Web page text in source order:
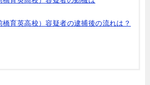
橋育英高校）容疑者の逮捕後の流れは？